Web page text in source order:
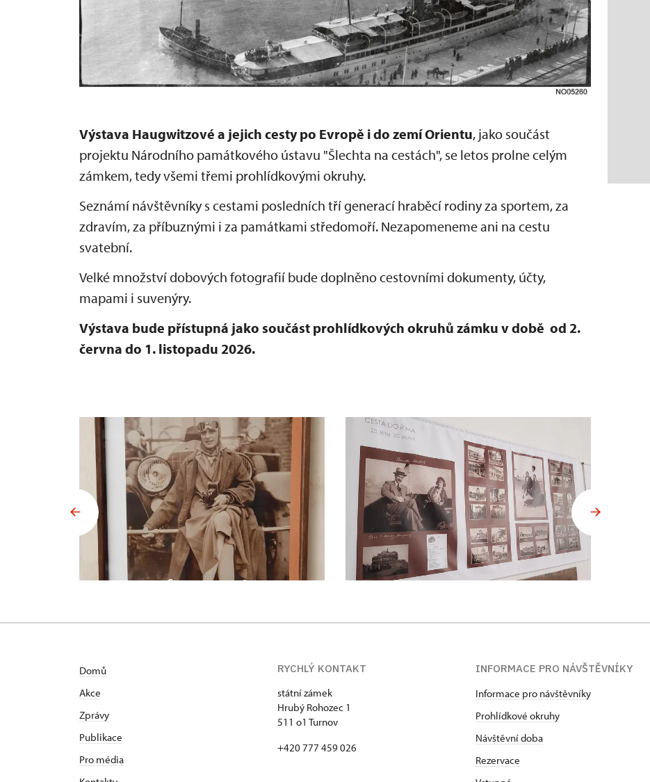
Výstava Haugwitzové a jejich cesty po Evropě i do zemí Orientu, jako součást
projektu Národního památkového ústavu "Šlechta na cestách", se letos prolne celým
zámkem, tedy všemi třemi prohlídkovými okruhy.
Seznámí návštěvníky s cestami posledních tří generací hraběcí rodiny za sportem, za
zdravím, za příbuznými i za památkami středomoří. Nezapomeneme ani na cestu
svatební.
Velké množství dobových fotografií bude doplněno cestovními dokumenty, účty,
mapami i suvenýry.
Výstava bude přístupná jako součást prohlídkových okruhů zámku v době od 2.
června do 1. listopadu 2026.
Domů
Akce
Zprávy
Publikace
Pro média
RYCHLÝ KONTAKT
státní zámek
Hrubý Rohozec 1
511 o1 Turnov
+420 777 459 026
INFORMACE PRO NÁVŠTĚVNÍKY
Informace pro návštěvníky
Prohlídkové okruhy
Návštěvní doba
Rezervace